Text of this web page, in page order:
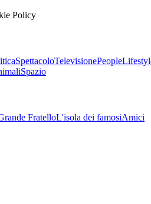
Policy
SpettacoloTelevisionePeople
Spazio
FratelloL'isola dei famosiAmici